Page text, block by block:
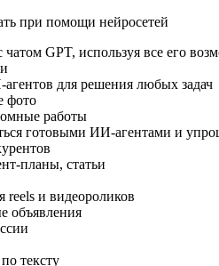
при помощи нейросетей
чатом GPT, используя все его
для решения любых задач
фото
работы
готовыми ИИ-агентами и
планы, статьи
reels и видеороликов
объявления
тексту